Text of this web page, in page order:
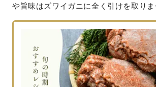
や旨味はズワイガニに全く引けを取りま